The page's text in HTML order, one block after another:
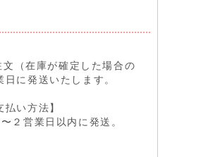
（在庫が確定した場合の
に発送いたします。
払い方法】
２営業日以内に発送。